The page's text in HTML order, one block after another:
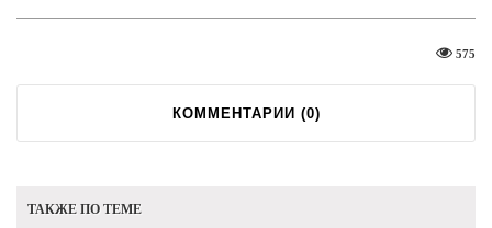
575
КОММЕНТАРИИ (0)
ТАКЖЕ ПО ТЕМЕ